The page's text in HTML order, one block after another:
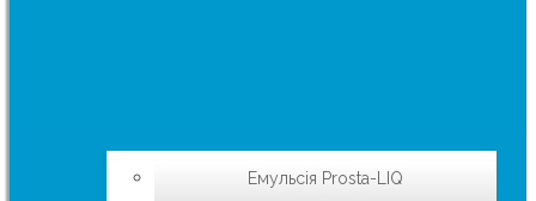
Емульсія Prosta-LIQ